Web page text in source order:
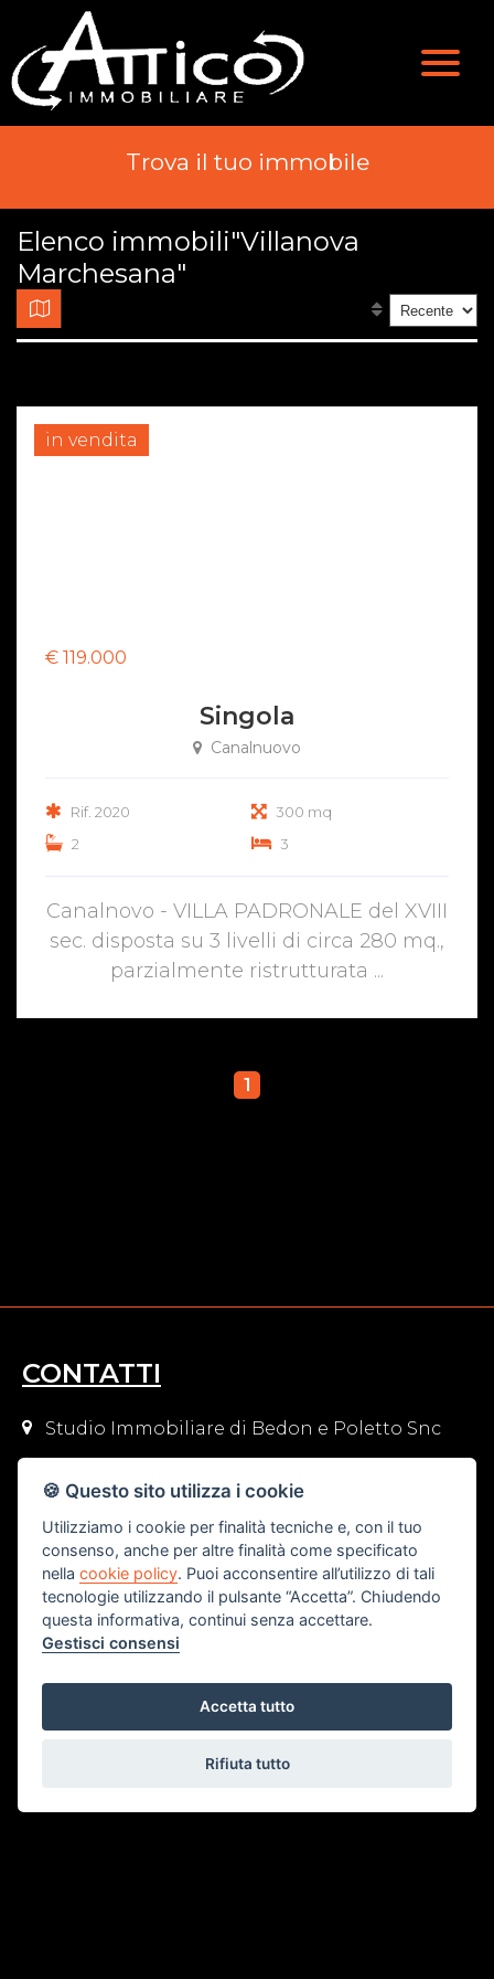
Valutazione
Immobili
Contatti
Trova il tuo immobile
Elenco immobili"Villanova
Marchesana"
in vendita
€ 119.000
Singola
Canalnuovo
Rif. 2020
300 mq
2
3
Canalnovo - VILLA PADRONALE del XVIII
sec. disposta su 3 livelli di circa 280 mq.,
parzialmente ristrutturata ...
1
CONTATTI
Studio Immobiliare di Bedon e Poletto Snc
45100 - Rovigo (RO)
Tel. 0425 200022
Fax. 0425 1662054
info@attico-immobiliare.it
🍪 Questo sito utilizza i cookie
Utilizziamo i cookie per finalità tecniche e, con il tuo
consenso, anche per altre finalità come specificato
nellacookie policy. Puoi acconsentire all’utilizzo di tali
tecnologie utilizzando il pulsante “Accetta”. Chiudendo
questa informativa, continui senza accettare.
Gestisci consensi
Accetta tutto
Rifiuta tutto